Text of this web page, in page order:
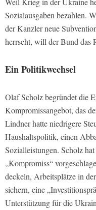
Sozialausgaben bezahlen.
der Kanzler neue
herrscht, will der Bund das
Ein Politikwechsel
Olaf Scholz begründet die
Kompromissangebot, das
Lindner hatte niedrigere
Haushaltspolitik, einen
Sozialleistungen. Scholz
„Kompromiss“
deckeln, Arbeitsplätze in
sichern, eine
Unterstützung für die